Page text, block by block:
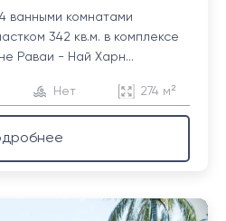
ванными комнатами
342 кв.м. в комплексе
Раваи - Най Харн...
Нет 274 м²